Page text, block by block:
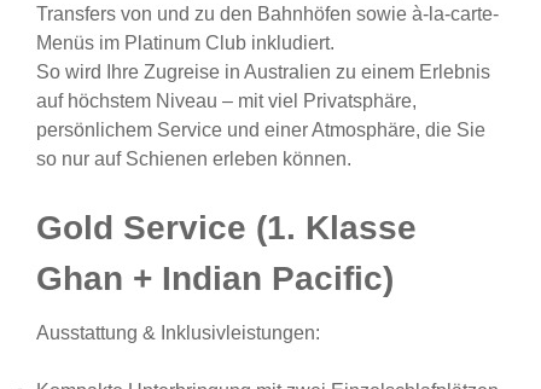
Transfers von und zu den Bahnhöfen sowie à-la-carte-
Menüs im Platinum Club inkludiert.
So wird Ihre Zugreise in Australien zu einem Erlebnis
auf höchstem Niveau – mit viel Privatsphäre,
persönlichem Service und einer Atmosphäre, die Sie
so nur auf Schienen erleben können.
Gold Service (1. Klasse
Ghan + Indian Pacific)
Ausstattung & Inklusivleistungen: